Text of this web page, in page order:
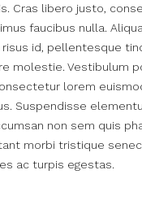
Cras libero justo,
faucibus nulla.
id, pellentesque
molestie. Vestibulum
lorem
Suspendisse
non sem quis
morbi tristique
ac turpis egestas.